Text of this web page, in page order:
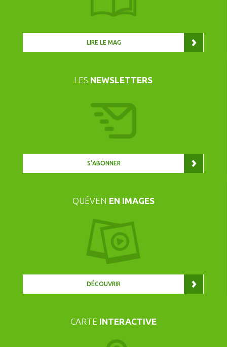
LIRE LE MAG
LES NEWSLETTERS
S’ABONNER
QUÉVEN EN IMAGES
DÉCOUVRIR
CARTE INTERACTIVE